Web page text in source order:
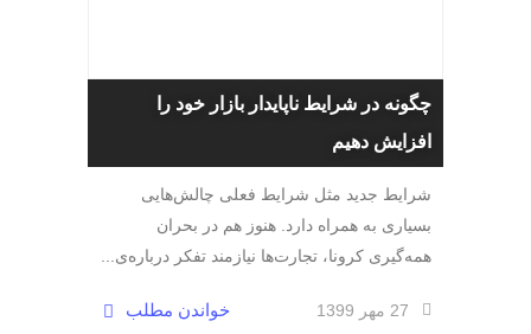
چگونه در شرایط ناپایدار بازار خود را
افزایش دهیم
شرایط جدید مثل شرایط فعلی چالش‌هایی
بسیاری به همراه دارد. هنوز هم در بحران
همه‌گیری کرونا، تجارت‌ها نیازمند تفکر درباره‌ی...
27 مهر 1399 خواندن مطلب